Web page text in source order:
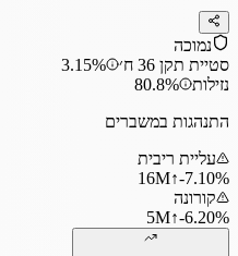
נמוכה
סטיית תקן 36 ח׳
3.15%
נזילות
80.8%
התנהגות במשברים
עליית ריבית
‎-7.10%
↑
16M
קורונה
‎-6.20%
↑
5M